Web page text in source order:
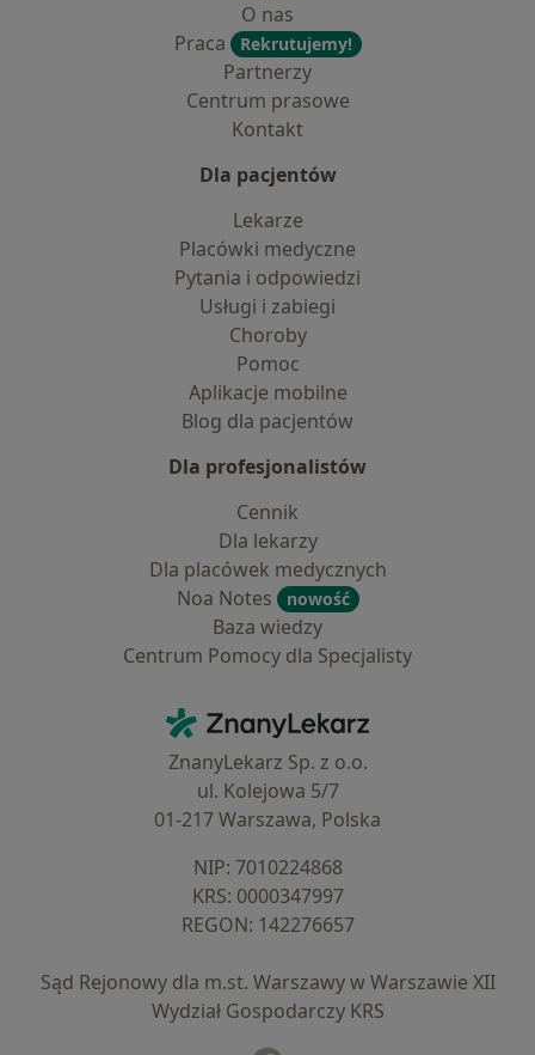
O nas
Praca
Rekrutujemy!
Partnerzy
Centrum prasowe
Kontakt
Dla pacjentów
Lekarze
Placówki medyczne
Pytania i odpowiedzi
Usługi i zabiegi
Choroby
Pomoc
Aplikacje mobilne
Blog dla pacjentów
Dla profesjonalistów
Cennik
Dla lekarzy
Dla placówek medycznych
Noa Notes
nowość
Baza wiedzy
Centrum Pomocy dla Specjalisty
ZnanyLekarz - Strona główna
ZnanyLekarz Sp. z o.o.
ul. Kolejowa 5/7
01-217 Warszawa, Polska
NIP: ⁠7010224868
KRS: ⁠0000347997
REGON: ⁠142276657
Sąd Rejonowy dla m.st. Warszawy w Warszawie XII
Wydział Gospodarczy KRS